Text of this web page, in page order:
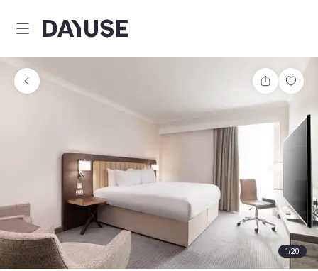
Dayuse
1/20